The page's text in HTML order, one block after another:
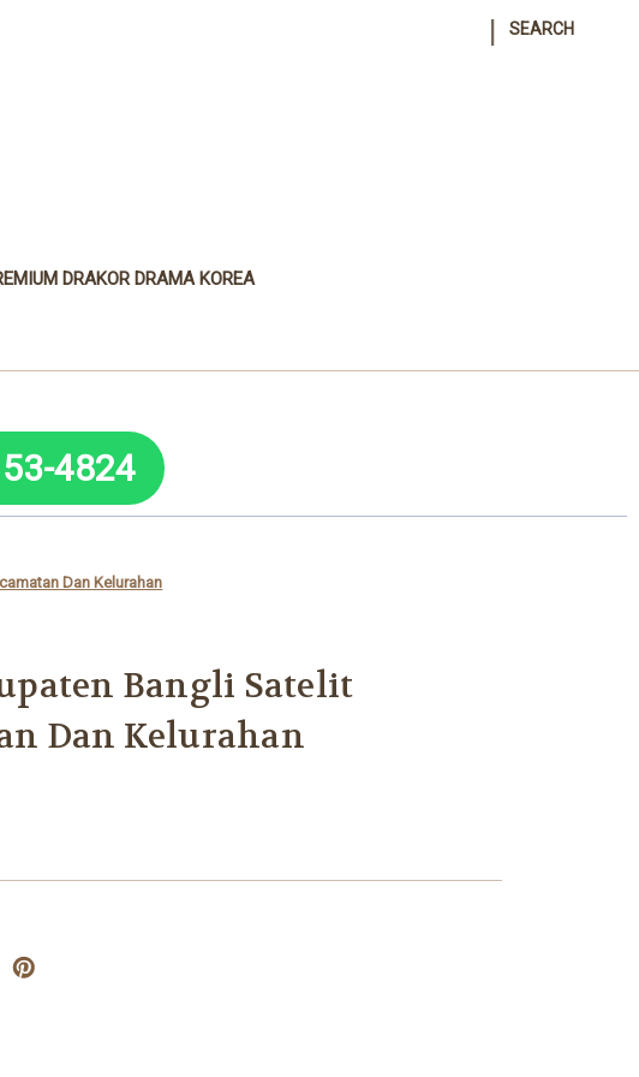
SEARCH
DRAKOR DRAMA KOREA
4824
Dan Kelurahan
Bangli Satelit
Dan Kelurahan